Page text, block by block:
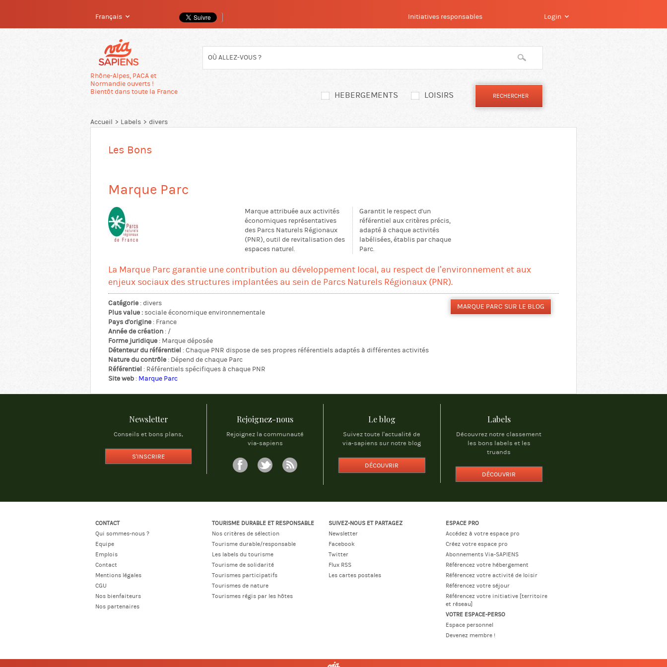
Français Initiatives responsables Login
Rhône-Alpes, PACA et
Normandie ouverts !
Bientôt dans toute la France
HEBERGEMENTS LOISIRS
Accueil Labels divers
Les Bons
Marque Parc
Marque attribuée aux activités
économiques représentatives
des Parcs Naturels Régionaux
(PNR), outil de revitalisation des
espaces naturel.
Garantit le respect d'un
référentiel aux critères précis,
adapté à chaque activités
labélisées, établis par chaque
Parc.
La Marque Parc garantie une contribution au développement local, au respect de l’environnement et aux
enjeux sociaux des structures implantées au sein de Parcs Naturels Régionaux (PNR).
MARQUE PARC SUR LE BLOG
Catégorie : divers
Plus value : sociale économique environnementale
Pays d'origine : France
Année de création : /
Forme juridique : Marque déposée
Détenteur du référentiel : Chaque PNR dispose de ses propres référentiels adaptés à différentes activités
Nature du contrôle : Dépend de chaque Parc
Référentiel : Référentiels spécifiques à chaque PNR
Site web : Marque Parc
Newsletter
Conseils et bons plans,
S'INSCRIRE
Rejoignez-nous
Rejoignez la communauté
via-sapiens
Le blog
Suivez toute l'actualité de
via-sapiens sur notre blog
DÉCOUVRIR
Labels
Découvrez notre classement
les bons labels et les
truands
DÉCOUVRIR
CONTACT
Qui sommes-nous ?
Equipe
Emplois
Contact
Mentions légales
CGU
Nos bienfaiteurs
Nos partenaires
TOURISME DURABLE ET RESPONSABLE
Nos critères de sélection
Tourisme durable/responsable
Les labels du tourisme
Tourisme de solidarité
Tourismes participatifs
Tourismes de nature
Tourismes régis par les hôtes
SUIVEZ-NOUS ET PARTAGEZ
Newsletter
Facebook
Twitter
Flux RSS
Les cartes postales
ESPACE PRO
Accédez à votre espace pro
Créez votre espace pro
Abonnements Via-SAPIENS
Référencez votre hébergement
Référencez votre activité de loisir
Référencez votre séjour
Référencez votre initiative [territoire
et réseau]
VOTRE ESPACE-PERSO
Espace personnel
Devenez membre !